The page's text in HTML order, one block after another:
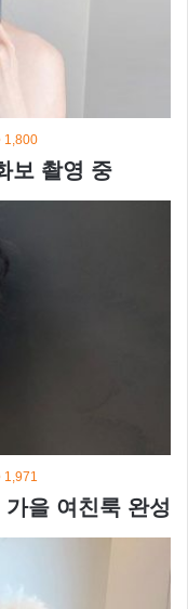
1,800
보 촬영 중
1,971
을 여친룩 완성